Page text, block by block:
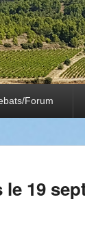
Forum
19